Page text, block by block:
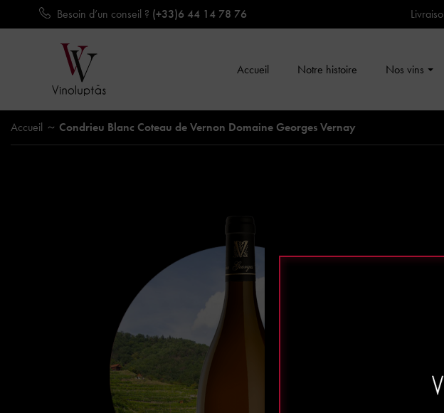
Besoin d’un conseil ? (+33)6 44 14 78 76
Accueil Notre histoire Nos vins
Accueil Condrieu Blanc Coteau de Vernon Domaine Georges Vernay